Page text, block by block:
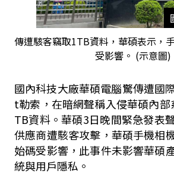
傳遭駭客竊取1TB資料，華碩表示，
受影響。 (示意圖)
國內科技大廠華碩電腦驚傳遭國
t勒索，在暗網聲稱入侵華碩內部
TB資料。華碩3日晚間緊急發表
供應商遭駭客攻擊，華碩手機相
始碼受影響，此事件未影響華碩
統與用戶隱私。